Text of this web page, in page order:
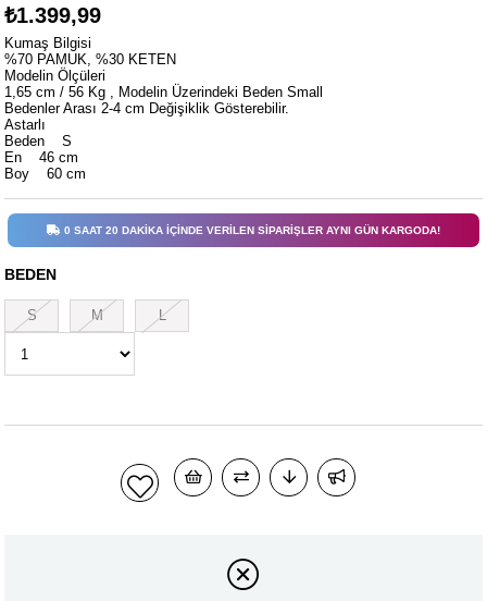
₺1.399,99
Kumaş Bilgisi
%70 PAMUK, %30 KETEN
Modelin Ölçüleri
1,65 cm / 56 Kg , Modelin Üzerindeki Beden Small
Bedenler Arası 2-4 cm Değişiklik Gösterebilir.
Astarlı
Beden S
En 46 cm
Boy 60 cm
0 SAAT 20 DAKİKA İÇİNDE VERİLEN SİPARİŞLER AYNI GÜN KARGODA!
BEDEN
S M L